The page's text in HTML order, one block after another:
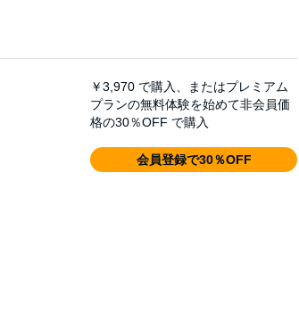
￥3,970 で購入、またはプレミアム
プランの無料体験を始めて非会員価
格の30％OFF で購入
会員登録で30％OFF